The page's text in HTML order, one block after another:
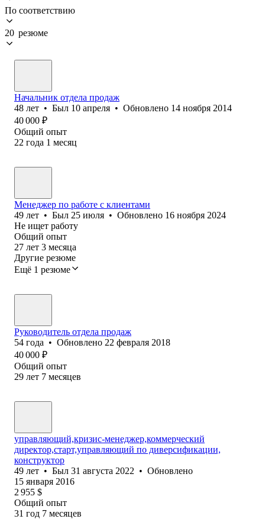
По соответствию
20 резюме
Начальник отдела продаж
48 лет • Был 10 апреля • Обновлено 14 ноября 2014
40 000 ₽
Общий опыт
22 года 1 месяц
Менеджер по работе с клиентами
49 лет • Был 25 июля • Обновлено 16 ноября 2024
Не ищет работу
Общий опыт
27 лет 3 месяца
Другие резюме
Ещё 1 резюме
Руководитель отдела продаж
54 года • Обновлено 22 февраля 2018
40 000 ₽
Общий опыт
29 лет 7 месяцев
управляющий,кризис-менеджер,коммерческий
директор,старт,управляющий по диверсификации,
конструктор
49 лет • Был 31 августа 2022 • Обновлено
15 января 2016
2 955 $
Общий опыт
31 год 7 месяцев